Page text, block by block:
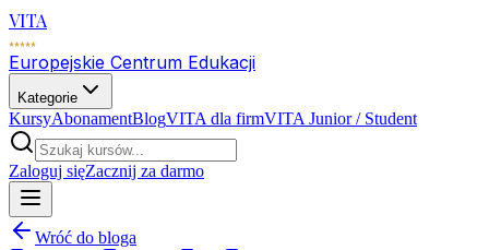
VITA
Europejskie Centrum Edukacji
Kategorie
KursyAbonamentBlogVITA dla firmVITA Junior / Student
Zaloguj sięZacznij za darmo
Wróć do bloga